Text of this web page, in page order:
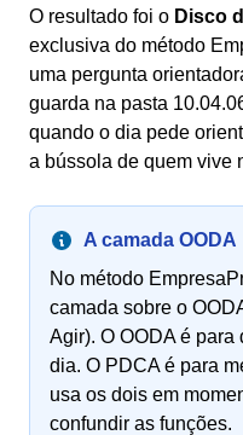
O resultado foi o Disco
exclusiva do método
uma pergunta
guarda na pasta
quando o dia pede
a bússola de quem vive
A camada OODA
No método
camada sobre o
Agir). O OODA é
dia. O PDCA é para
usa os dois em
confundir as funções.